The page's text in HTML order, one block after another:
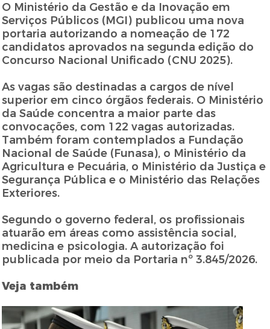
O Ministério da Gestão e da Inovação em
Serviços Públicos (MGI) publicou uma nova
portaria autorizando a nomeação de 172
candidatos aprovados na segunda edição do
Concurso Nacional Unificado (CNU 2025).
As vagas são destinadas a cargos de nível
superior em cinco órgãos federais. O Ministério
da Saúde concentra a maior parte das
convocações, com 122 vagas autorizadas.
Também foram contemplados a Fundação
Nacional de Saúde (Funasa), o Ministério da
Agricultura e Pecuária, o Ministério da Justiça e
Segurança Pública e o Ministério das Relações
Exteriores.
Segundo o governo federal, os profissionais
atuarão em áreas como assistência social,
medicina e psicologia. A autorização foi
publicada por meio da Portaria nº 3.845/2026.
Veja também